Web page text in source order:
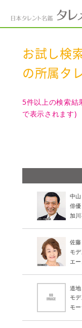
お試し検
の所属タ
5件以上の検索結
で表示されます)
中
俳優
加
佐
モ
エー
道
モ
モ